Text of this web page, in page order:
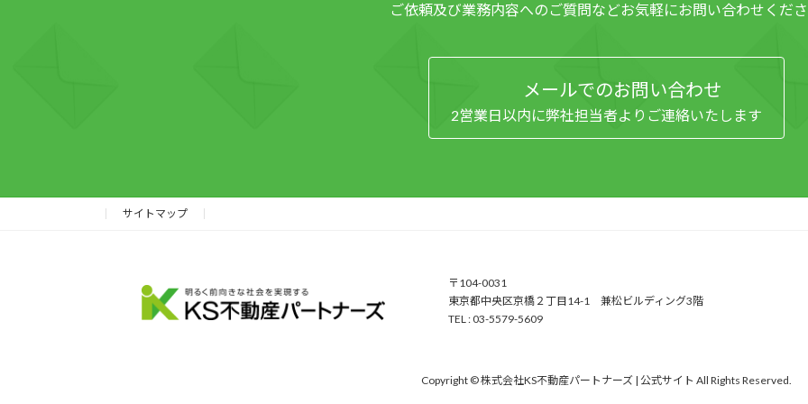
ご依頼及び業務内容へのご質問などお気軽にお問い合わせくだ
メールでのお問い合わせ
2営業日以内に弊社担当者よりご連絡いたします
サイトマップ
〒104-0031
東京都中央区京橋２丁目14-1 兼松ビルディング3階
TEL : 03-5579-5609
Copyright © 株式会社KS不動産パートナーズ | 公式サイト All Rights Reserved.